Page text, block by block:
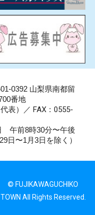
0392 山梨県南都留
番地
代表）／ FAX：0555-
午前8時30分〜午後
日〜1月3日を除く）
© FUJIKAWAGUCHIKO
TOWN All Rights Reserved.